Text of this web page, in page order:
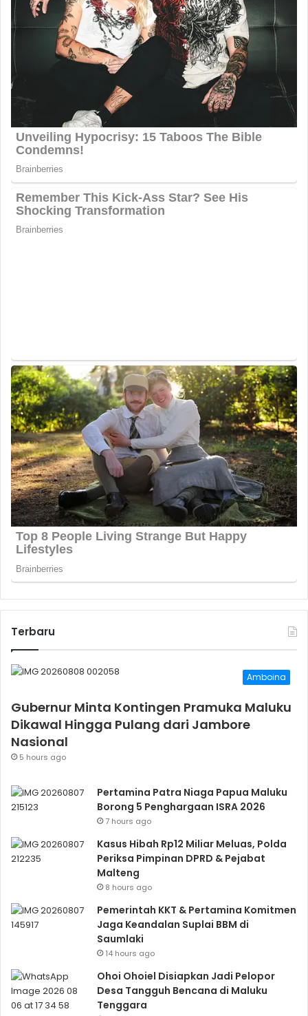
Terbaru
Amboina
Gubernur Minta Kontingen Pramuka Maluku
Dikawal Hingga Pulang dari Jambore
Nasional
5 hours ago
Pertamina Patra Niaga Papua Maluku
Borong 5 Penghargaan ISRA 2026
7 hours ago
Kasus Hibah Rp12 Miliar Meluas, Polda
Periksa Pimpinan DPRD & Pejabat
Malteng
8 hours ago
Pemerintah KKT & Pertamina Komitmen
Jaga Keandalan Suplai BBM di
Saumlaki
14 hours ago
Ohoi Ohoiel Disiapkan Jadi Pelopor
Desa Tangguh Bencana di Maluku
Tenggara